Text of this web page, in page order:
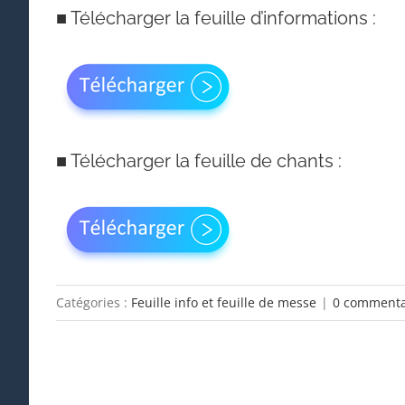
■ Télécharger la feuille d’informations :
■ Télécharger la feuille de chants :
Catégories : Feuille info et feuille de messe | 0